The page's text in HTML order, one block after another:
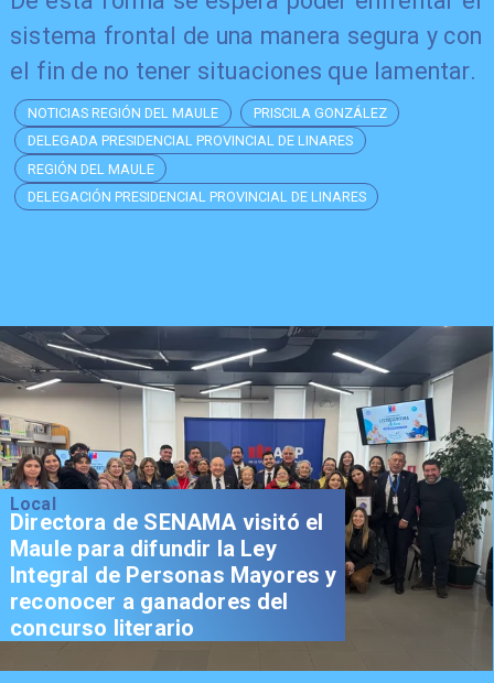
sistema frontal de una manera segura y con
el fin de no tener situaciones que lamentar.
NOTICIAS REGIÓN DEL MAULE
PRISCILA GONZÁLEZ
DELEGADA PRESIDENCIAL PROVINCIAL DE LINARES
REGIÓN DEL MAULE
DELEGACIÓN PRESIDENCIAL PROVINCIAL DE LINARES
Local
Directora de SENAMA visitó el
Maule para difundir la Ley
Integral de Personas Mayores y
reconocer a ganadores del
concurso literario